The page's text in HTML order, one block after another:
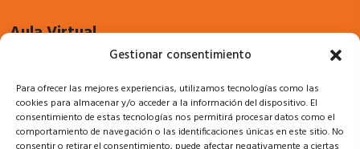
Gestionar consentimiento
Para ofrecer las mejores experiencias, utilizamos tecnologías como las
cookies para almacenar y/o acceder a la información del dispositivo. El
consentimiento de estas tecnologías nos permitirá procesar datos como el
comportamiento de navegación o las identificaciones únicas en este sitio. No
Aula Virtual
Acceso a campus